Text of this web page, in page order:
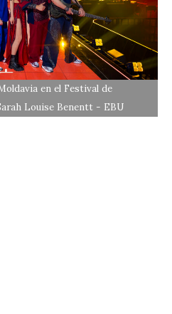
en el Festival de
Louise Benentt - EBU